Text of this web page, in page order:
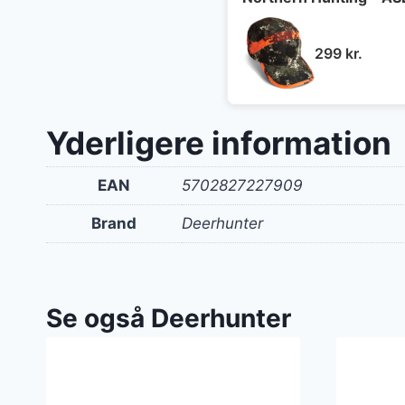
299 kr.
Yderligere information
EAN 5702827227909
Brand Deerhunter
Se også Deerhunter